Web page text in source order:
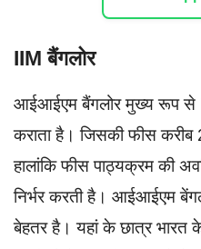
IIM बैंगलोर
आईआईएम बैंगलोर मुख्य रूप से
कराता है। जिसकी फीस
हालांकि फीस पाठ्यक्रम की
निर्भर करती है। आईआईएम
बेहतर है। यहां के छात्र भारत